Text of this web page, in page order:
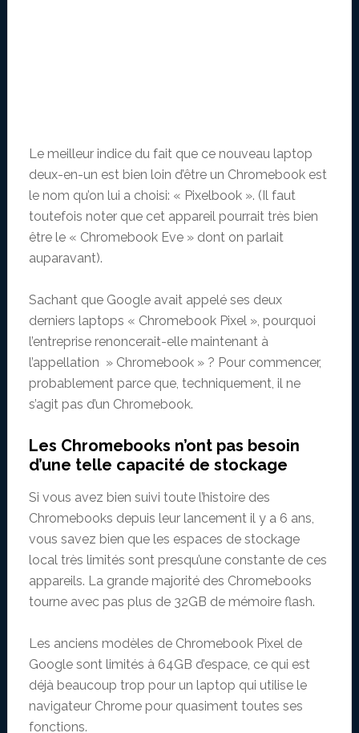
Le meilleur indice du fait que ce nouveau laptop
deux-en-un est bien loin d’être un Chromebook est
le nom qu’on lui a choisi: « Pixelbook ». (Il faut
toutefois noter que cet appareil pourrait très bien
être le « Chromebook Eve » dont on parlait
auparavant).
Sachant que Google avait appelé ses deux
derniers laptops « Chromebook Pixel », pourquoi
l’entreprise renoncerait-elle maintenant à
l’appellation » Chromebook » ? Pour commencer,
probablement parce que, techniquement, il ne
s’agit pas d’un Chromebook.
Les Chromebooks n’ont pas besoin
d’une telle capacité de stockage
Si vous avez bien suivi toute l’histoire des
Chromebooks depuis leur lancement il y a 6 ans,
vous savez bien que les espaces de stockage
local très limités sont presqu’une constante de ces
appareils. La grande majorité des Chromebooks
tourne avec pas plus de 32GB de mémoire flash.
Les anciens modèles de Chromebook Pixel de
Google sont limités à 64GB d’espace, ce qui est
déjà beaucoup trop pour un laptop qui utilise le
navigateur Chrome pour quasiment toutes ses
fonctions.